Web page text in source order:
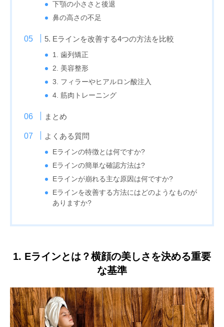
下顎の小ささと後退
鼻の高さの不足
5. Eラインを改善する4つの方法を比較
1. 歯列矯正
2. 美容整形
3. フィラーやヒアルロン酸注入
4. 筋肉トレーニング
まとめ
よくある質問
Eラインの特徴とは何ですか?
Eラインの簡単な確認方法は?
Eラインが崩れる主な原因は何ですか?
Eラインを改善する方法にはどのようなものが
ありますか?
1. Eラインとは？横顔の美しさを決める重要
な基準